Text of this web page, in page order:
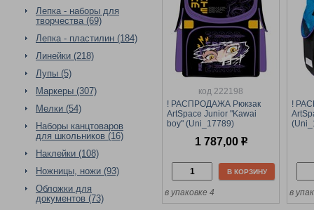
Лепка - наборы для
творчества (69)
Лепка - пластилин (184)
Линейки (218)
Лупы (5)
Маркеры (307)
Мелки (54)
Наборы канцтоваров
для школьников (16)
Наклейки (108)
Ножницы, ножи (93)
Обложки для
документов (73)
код 222198
! РАСПРОДАЖА Рюкзак
ArtSpace Junior "Kawai
boy" (Uni_17789)
кармана, анатомическая
1 787,00 р
В КОРЗИНУ
в упаковке 4
!
в